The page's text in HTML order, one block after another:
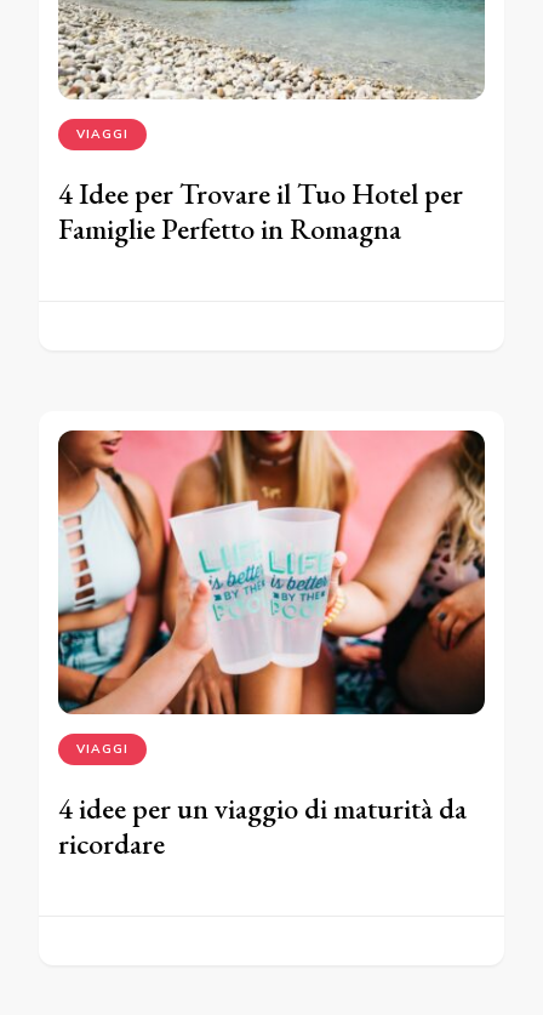
VIAGGI
4 Idee per Trovare il Tuo Hotel per
Famiglie Perfetto in Romagna
VIAGGI
4 idee per un viaggio di maturità da
ricordare